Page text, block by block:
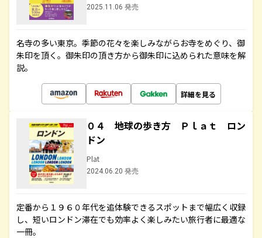
2025.11.06 発売
名寺の多い東京。季節の花々を楽しみながらお寺をめぐり、御
朱印を頂く。御朱印の頂き方から御朱印に込められた意味を解
説。
詳細を見る
０４ 地球の歩き方 Ｐｌａｔ ロン
ドン
Plat
2024.06.20 発売
定番から１９６０年代を追体験できるスポットまで幅広く収録
し、短いロンドン滞在でも効率よく楽しみたい旅行者に最適な
一冊。